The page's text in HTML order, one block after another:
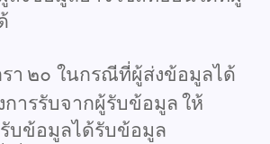
า ๒๐ ในกรณีที่ผู้ส่งข้อมูลได้
ารรับจากผู้รับข้อมูล ให้
บข้อมูลได้รับข้อมูล